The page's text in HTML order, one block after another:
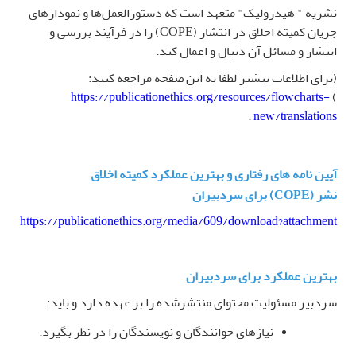
نشریه " هیدرولیک" متعهد است که دستورالعمل‌ها و نمودارهای
جریان کمیته اخلاق در انتشار(COPE)را در فرآیند بررسی و
انتشار و مسائل آن دنبال و اعمال کند.
(برای اطلاعات بیشتر لطفا به این صفحه مراجعه کنید:
(
https://publicationethics.org/resources/flowcharts-
new/translations
.
آیین نامه های رفتاری و بهترین عملکرد کمیته اخلاق
نشر(COPE)برای سردبیران
https://publicationethics.org/media/609/download?attachment
بهترین عملکرد برای سردبیران
سردبیر مسئولیت محتوای منتشرشده را بر عهده دارد و باید:
نیازهای خوانندگان و نویسندگان را در نظر بگیرد.